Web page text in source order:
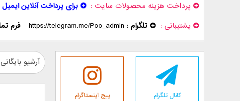
پرداخت هزینه محصولات سایت برای پرداخت آنلاین
پشتیبانی
تلگرام : https://telegram.me/Poo_admin
- فرم
آرشیو
کانال تلگرام پیج اینستاگرام